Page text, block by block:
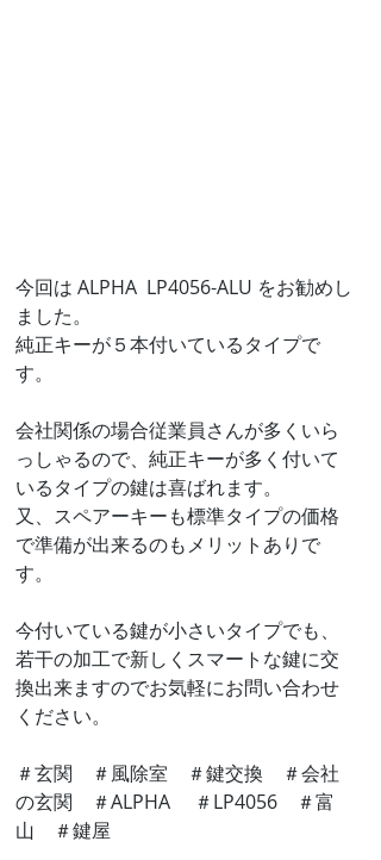
今回は ALPHA  LP4056-ALU をお勧めし
ました。
純正キーが５本付いているタイプで
す。
会社関係の場合従業員さんが多くいら
っしゃるので、純正キーが多く付いて
いるタイプの鍵は喜ばれます。
又、スペアーキーも標準タイプの価格
で準備が出来るのもメリットありで
す。
今付いている鍵が小さいタイプでも、
若干の加工で新しくスマートな鍵に交
換出来ますのでお気軽にお問い合わせ
ください。
＃玄関　＃風除室　＃鍵交換　＃会社
の玄関　＃ALPHA 　＃LP4056　＃富
山　＃鍵屋